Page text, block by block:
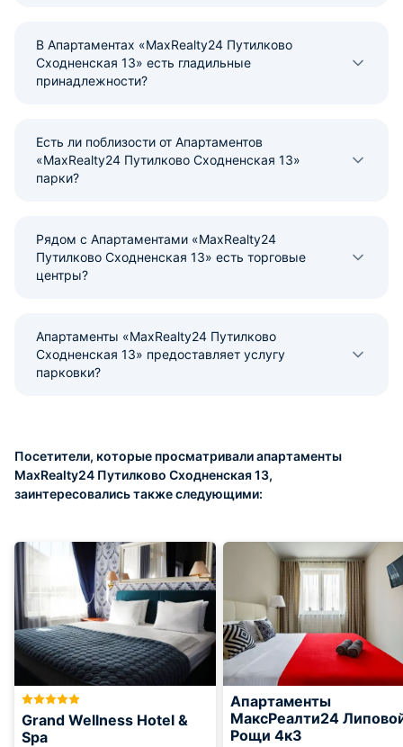
В Апартаментах «MaxRealty24 Путилково
Сходненская 13» есть гладильные
принадлежности?
Есть ли поблизости от Апартаментов
«MaxRealty24 Путилково Сходненская 13»
парки?
Рядом с Апартаментами «MaxRealty24
Путилково Сходненская 13» есть торговые
центры?
Апартаменты «MaxRealty24 Путилково
Сходненская 13» предоставляет услугу
парковки?
Посетители, которые просматривали апартаменты
MaxRealty24 Путилково Сходненская 13,
заинтересовались также следующими:
Grand Wellness Hotel &
Spa
Апартаменты
МаксРеалти24
Рощи 4к3